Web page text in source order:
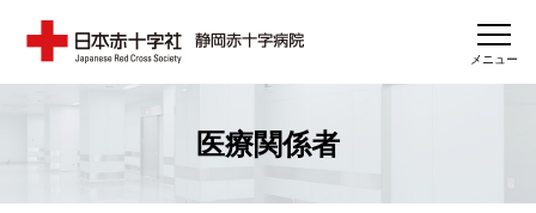
メニュー
医療関係者